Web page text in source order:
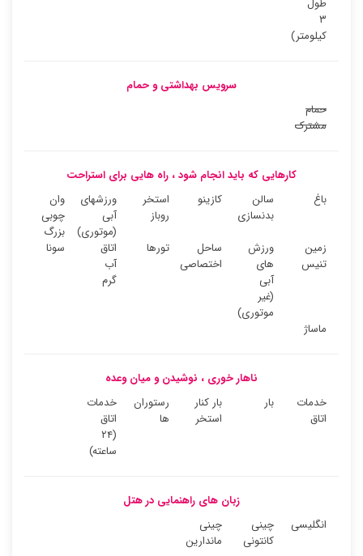
طول
۳
کیلومتر)
سرویس بهداشتی و حمام
حمام
مشترک
کارهایی که باید انجام شود ، راه هایی برای استراحت
باغ
سالن
بدنسازی
کازینو
استخر
روباز
ورزشهای
آبی
(موتوری)
وان
چوبی
بزرگ
زمین
تنیس
ورزش
های
آبی
(غیر
موتوری)
ساحل
اختصاصی
تورها
اتاق
آب
گرم
سونا
ماساژ
ناهار خوری ، نوشیدن و میان وعده
خدمات
اتاق
بار
بار کنار
استخر
رستوران
ها
خدمات
اتاق
(۲۴
ساعته)
زبان های راهنمایی در هتل
انگلیسی
چینی
کانتونی
چینی
ماندارین